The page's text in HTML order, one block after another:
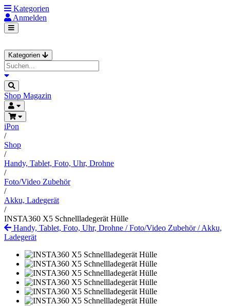
Kategorien
Anmelden
Kategorien
Shop Magazin
iPon
/
Shop
/
Handy, Tablet, Foto, Uhr, Drohne
/
Foto/Video Zubehör
/
Akku, Ladegerät
/
INSTA360 X5 Schnellladegerät Hülle
Handy, Tablet, Foto, Uhr, Drohne /Foto/Video Zubehör/Akku,
Ladegerät